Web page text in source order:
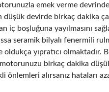
emek verme
düşük devirde birkaç dakika
iç boşluğuna yayılmasını
seramik bilyalı fenermili
oldukça yıpratıcı olmaktadır.
birkaç dakika
önlemleri alırsanız hataları